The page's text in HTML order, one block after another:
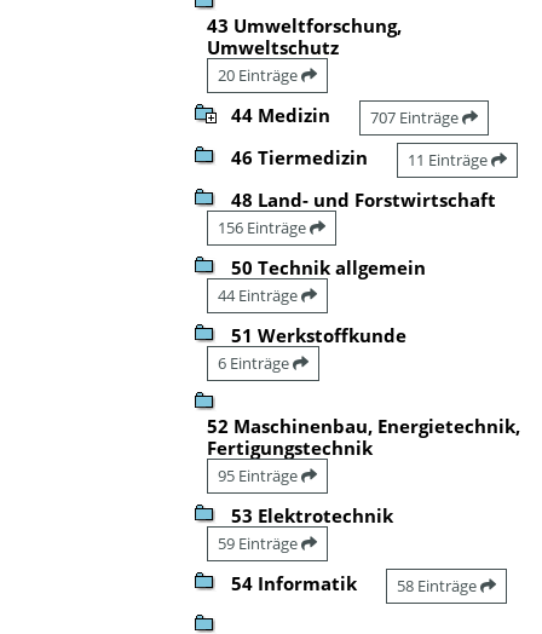
43 Umweltforschung,
Umweltschutz
20 Einträge
44 Medizin 707 Einträge
46 Tiermedizin 11 Einträge
48 Land- und Forstwirtschaft
156 Einträge
50 Technik allgemein
44 Einträge
51 Werkstoffkunde
6 Einträge
52 Maschinenbau, Energietechnik,
Fertigungstechnik
95 Einträge
53 Elektrotechnik
59 Einträge
54 Informatik 58 Einträge